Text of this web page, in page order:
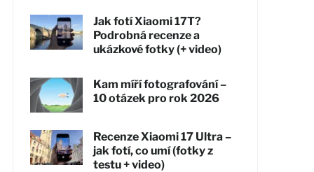
Jak fotí Xiaomi 17T?
Podrobná recenze a
ukázkové fotky (+ video)
Kam míří fotografování –
10 otázek pro rok 2026
Recenze Xiaomi 17 Ultra –
jak fotí, co umí (fotky z
testu + video)